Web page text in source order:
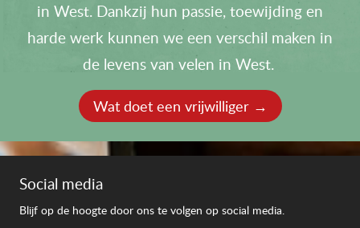
in West. Dankzij hun passie, toewijding en
harde werk kunnen we een verschil maken in
de levens van velen in West.
Wat doet een vrijwilliger →
Social media
Blijf op de hoogte door ons te volgen op social media.